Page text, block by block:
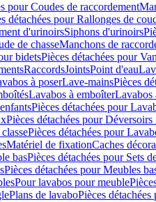
pour Coudes de raccordement
détachées pour Rallonges de
d'urinoirsSiphons d'urinoirs
de chasseManchons de
bidetsPièces détachées pour
RaccordsJointsPoint d'eau
à poserLave-mainsPièces
Lavabos à emboîterLavabos
Pièces détachées pour
Pièces détachées pour
Pièces détachées pour
Matériel de fixationCaches
basPièces détachées pour Sets
Pièces détachées pour Meubles
Pour lavabos pour meuble
Plans de lavaboPièces